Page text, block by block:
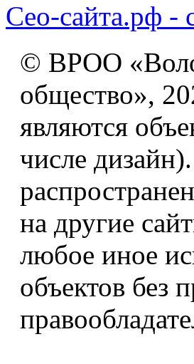
Сео-сайта.рф -
© ВРОО
общество»,
являются
числе
на другие
любое иное
объектов без